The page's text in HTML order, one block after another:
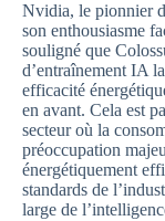
Nvidia, le pionnier
son enthousiasme
souligné que
d’entraînement IA
efficacité
en avant. Cela est
secteur où la
préoccupation
énergétiquement
standards de
large de